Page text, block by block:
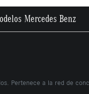
Mercedes Benz
Pertenece a la red de